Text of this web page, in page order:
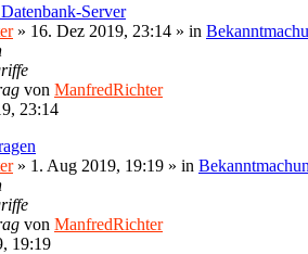
Server
» 16. Dez 2019, 23:14 » in
von ManfredRichter
23:14
» 1. Aug 2019, 19:19 » in
von ManfredRichter
19:19